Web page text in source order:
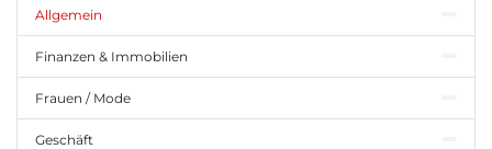
Allgemein
Finanzen & Immobilien
Frauen / Mode
Geschäft